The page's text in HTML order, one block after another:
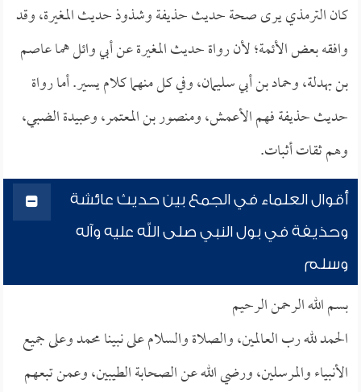
كان الترمذي يرى صحة حديث حذيفة وشذوذ حديث المغيرة، وقد
وافقه بعض الأئمة؛ لأن رواة حديث المغيرة عن أبي وائل هما عاصم
بن بهدلة، وحماد بن أبي سليمان، وفي كل منهما كلام يسير. أما رواة
حديث حذيفة فهم الأعمش، ومنصور بن المعتمر، وعبيدة الضبي،
وهم ثقات أثبات.
أقوال العلماء في الجمع بين حديث عائشة
وحذيفة في بول النبي صلى الله عليه وآله
وسلم
بسم الله الرحمن الرحيم
الحمد لله رب العالمين، والصلاة والسلام على نبينا محمد وعلى جميع
الأنبياء والمرسلين، ورضي الله عن الصحابة الطيبين، وعمن تبعهم